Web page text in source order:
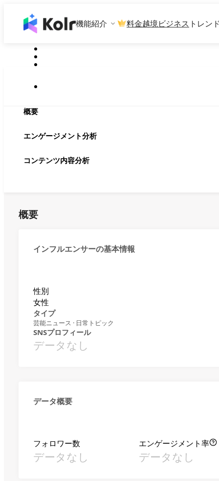
機能紹介 料金越境ビジネス トレン
概要
エンゲージメント分析
コンテンツ内容分析
概要
インフルエンサーの基本情報
性別
女性
タイプ
芸能ニュース · 日常トピック
SNSプロフィール
データなし
データ概要
フォロワー数
データなし
エンゲージメント率
データなし